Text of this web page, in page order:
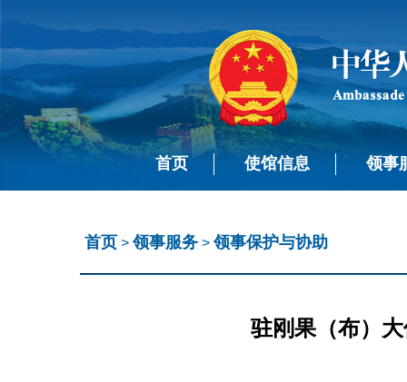
首页 使馆信息 领事
首页 >领事服务 >领事保护与协助
驻刚果（布）